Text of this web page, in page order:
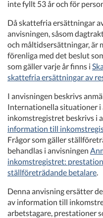
inte fyllt 53 år och för
Då skattefria ersättningar
anvisningen, såsom
och måltidsersättningar, är
förenliga med det beslut
som gäller varje år finns i
skattefria ersättningar av
I anvisningen beskrivs
Internationella situationer i
inkomstregistret beskrivs i
information till
Frågor som gäller
behandlas i anvisningen
inkomstregistret:
ställföreträdande betalare.
Denna anvisning ersätter
av information till
arbetstagare, prestationer